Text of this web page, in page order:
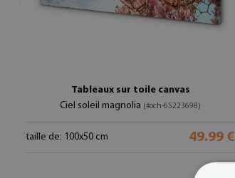
Tableaux sur toile canvas
Ciel soleil magnolia (#och-65223698)
taille de: 100x50 cm 49.99 €